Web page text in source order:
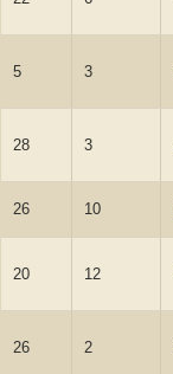
5 3
28 3
26 10
20 12
26 2